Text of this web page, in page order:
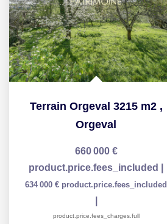
Terrain Orgeval 3215 m2 ,
Orgeval
660 000 €
product.price.fees_included
634 000 € product.price.fees_included
product.price.fees_charges.full